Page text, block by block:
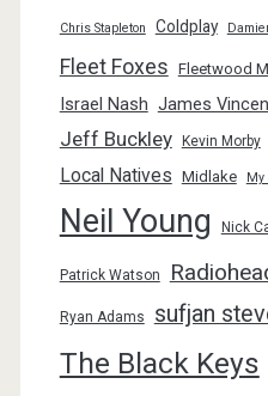
Chris Stapleton Coldplay
Fleet Foxes Fleetwood
Israel Nash James
Jeff Buckley Kevin Morby
Local Natives Midlake
Neil Young Nick
Patrick Watson
Ryan Adams sufjan
The Black Keys